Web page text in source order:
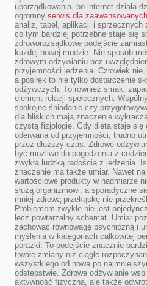
uporządkowania, bo internet działa
ogromny serwis dla zaawansowanych
analiz, tabel, aplikacji i sprzecznych
co tym bardziej potrzebne staje się
zdroworozsądkowe podejście
każdej nowej modzie. Nie sposób
zdrowym odżywianiu bez
przyjemności jedzenia. Człowiek nie
a posiłek to nie tylko dostarczenie
odżywczych. To również smak,
element relacji społecznych.
spokojne śniadanie czy
dla bliskich mają znaczenie
czystą fizjologię. Gdy dieta staje się
oderwana od przyjemności, trudno
przez dłuższy czas. Zdrowe
być możliwe do pogodzenia z
zwykłą ludzką radością z jedzenia.
znaczenie ma także umiar. Nawet
wartościowe produkty w nadmiarze
służą organizmowi, a sporadyczne
mniej zdrową przekąskę nie
Problemem zwykle nie jest
lecz powtarzalny schemat. Umiar
zachować równowagę psychiczną i
myślenia w kategoriach całkowitej
porażki. To podejście znacznie
trwałe zmiany niż ciągłe
wszystkiego od nowa po
odstępstwie. Zdrowe odżywianie
aktywność fizyczną, ale także